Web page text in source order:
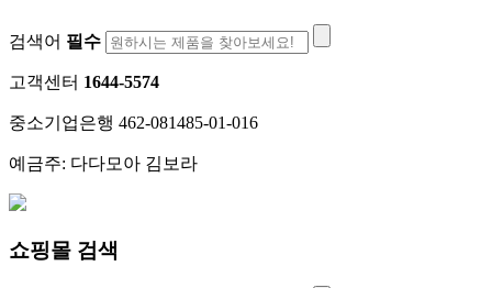
검색어 필수
고객센터 1644-5574
중소기업은행 462-081485-01-016
예금주: 다다모아 김보라
쇼핑몰 검색